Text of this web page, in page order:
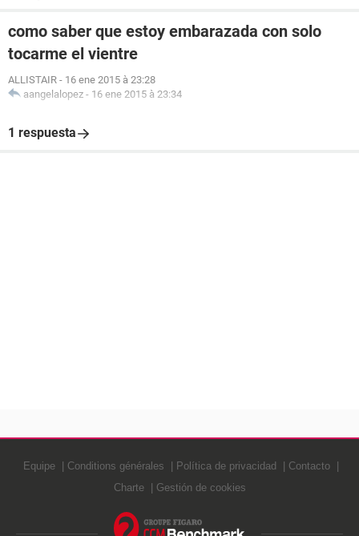
como saber que estoy embarazada con solo
tocarme el vientre
ALLISTAIR - 16 ene 2015 à 23:28
aangelalopez - 16 ene 2015 à 23:34
1 respuesta
Equipe Conditions générales Política de privacidad
Contacto
Charte
Gestión de cookies